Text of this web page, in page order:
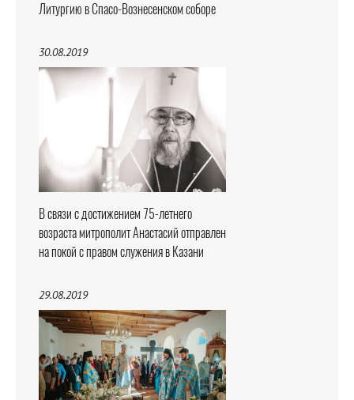
Литургию в Спасо-Вознесенском соборе
30.08.2019
В связи с достижением 75-летнего
возраста митрополит Анастасий отправлен
на покой с правом служения в Казани
29.08.2019